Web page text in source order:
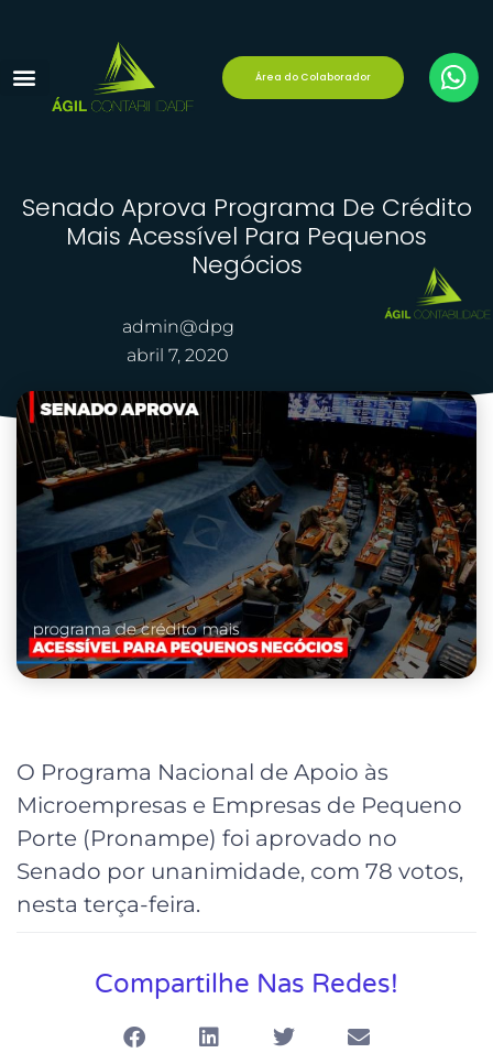
Área do Colaborador
Senado Aprova Programa De Crédito
Mais Acessível Para Pequenos
Negócios
admin@dpg
abril 7, 2020
O Programa Nacional de Apoio às
Microempresas e Empresas de Pequeno
Porte (Pronampe) foi aprovado no
Senado por unanimidade, com 78 votos,
nesta terça-feira.
Compartilhe Nas Redes!